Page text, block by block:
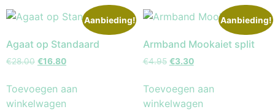
Aanbieding!
Agaat op Standaard
€28.00 €16.80
Toevoegen aan
winkelwagen
Aanbieding!
Armband Mookaiet split
€4.95 €3.30
Toevoegen aan
winkelwagen